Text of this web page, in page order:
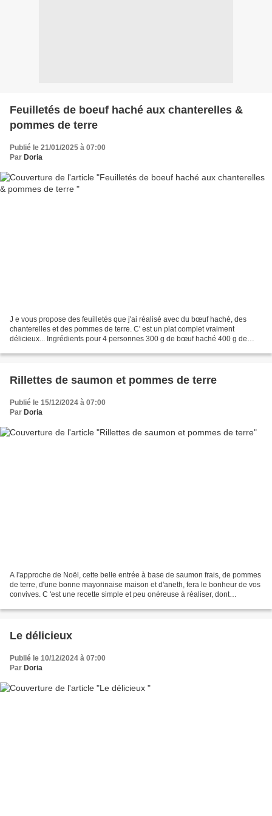
Feuilletés de boeuf haché aux chanterelles &
pommes de terre
Publié le 21/01/2025 à 07:00
Par Doria
J e vous propose des feuilletés que j'ai réalisé avec du bœuf haché, des
chanterelles et des pommes de terre. C' est un plat complet vraiment
délicieux... Ingrédients pour 4 personnes 300 g de bœuf haché 400 g de
Rillettes de saumon et pommes de terre
Publié le 15/12/2024 à 07:00
Par Doria
A l'approche de Noël, cette belle entrée à base de saumon frais, de pommes
de terre, d'une bonne mayonnaise maison et d'aneth, fera le bonheur de vos
convives. C 'est une recette simple et peu onéreuse à réaliser, dont
Le délicieux
Publié le 10/12/2024 à 07:00
Par Doria